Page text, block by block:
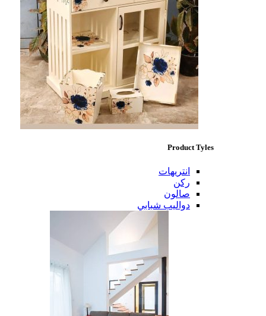
Product Tyles
انتريهات
ركن
صالون
دواليب شبابي